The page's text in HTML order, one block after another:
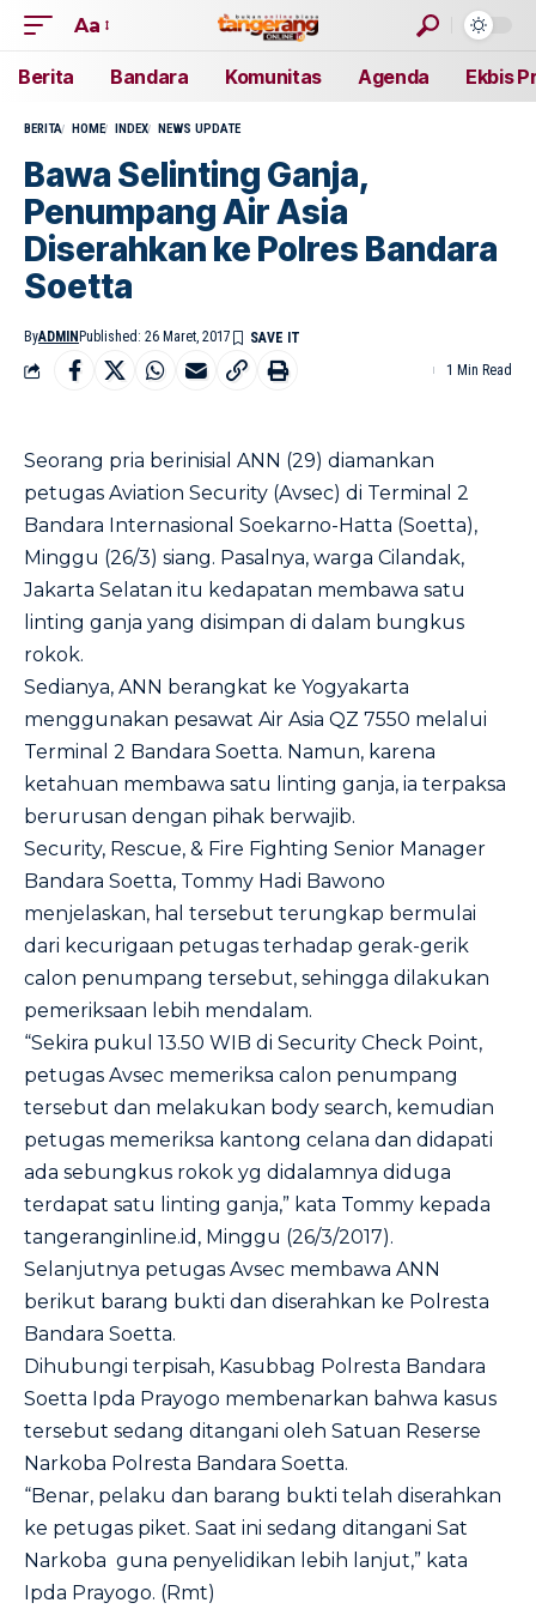
Aa
Berita Bandara Komunitas Agenda Ekbis
BERITA HOME INDEX NEWS UPDATE
Bawa Selinting Ganja,
Penumpang Air Asia
Diserahkan ke Polres Bandara
Soetta
ByADMIN Published: 26 Maret, 2017
1 Min Read
Seorang pria berinisial ANN (29) diamankan
petugas Aviation Security (Avsec) di Terminal 2
Bandara Internasional Soekarno-Hatta (Soetta),
Minggu (26/3) siang. Pasalnya, warga Cilandak,
Jakarta Selatan itu kedapatan membawa satu
linting ganja yang disimpan di dalam bungkus
rokok.
Sedianya, ANN berangkat ke Yogyakarta
menggunakan pesawat Air Asia QZ 7550 melalui
Terminal 2 Bandara Soetta. Namun, karena
ketahuan membawa satu linting ganja, ia terpaksa
berurusan dengan pihak berwajib.
Security, Rescue, & Fire Fighting Senior Manager
Bandara Soetta, Tommy Hadi Bawono
menjelaskan, hal tersebut terungkap bermulai
dari kecurigaan petugas terhadap gerak-gerik
calon penumpang tersebut, sehingga dilakukan
pemeriksaan lebih mendalam.
“Sekira pukul 13.50 WIB di Security Check Point,
petugas Avsec memeriksa calon penumpang
tersebut dan melakukan body search, kemudian
petugas memeriksa kantong celana dan didapati
ada sebungkus rokok yg didalamnya diduga
terdapat satu linting ganja,” kata Tommy kepada
tangeranginline.id, Minggu (26/3/2017).
Selanjutnya petugas Avsec membawa ANN
berikut barang bukti dan diserahkan ke Polresta
Bandara Soetta.
Dihubungi terpisah, Kasubbag Polresta Bandara
Soetta Ipda Prayogo membenarkan bahwa kasus
tersebut sedang ditangani oleh Satuan Reserse
Narkoba Polresta Bandara Soetta.
“Benar, pelaku dan barang bukti telah diserahkan
ke petugas piket. Saat ini sedang ditangani Sat
Narkoba guna penyelidikan lebih lanjut,” kata
Ipda Prayogo. (Rmt)